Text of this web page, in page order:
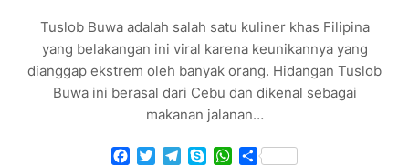
Tuslob Buwa adalah salah satu kuliner khas Filipina
yang belakangan ini viral karena keunikannya yang
dianggap ekstrem oleh banyak orang. Hidangan Tuslob
Buwa ini berasal dari Cebu dan dikenal sebagai
makanan jalanan…
Facebook
TwitterTelegram
SkypeWhatsApp
Share